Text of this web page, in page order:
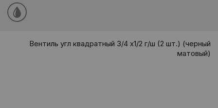
Вентиль угл квадратный 3/4 х1/2 г/ш (2 шт.) (черный
матовый)